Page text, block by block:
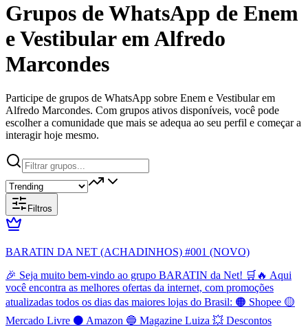
Grupos de WhatsApp de Enem
e Vestibular em Alfredo
Marcondes
Participe de grupos de WhatsApp sobre Enem e Vestibular em
Alfredo Marcondes. Com grupos ativos disponíveis, você pode
escolher a comunidade que mais se adequa ao seu perfil e começar a
interagir hoje mesmo.
Filtros
BARATIN DA NET (ACHADINHOS) #001 (NOVO)
🎉 Seja muito bem-vindo ao grupo BARATIN da Net! 🛒🔥 Aqui
você encontra as melhores ofertas da internet, com promoções
atualizadas todos os dias das maiores lojas do Brasil: 🟠 Shopee 🟡
Mercado Livre ⚫ Amazon 🔵 Magazine Luiza 💥 Descontos